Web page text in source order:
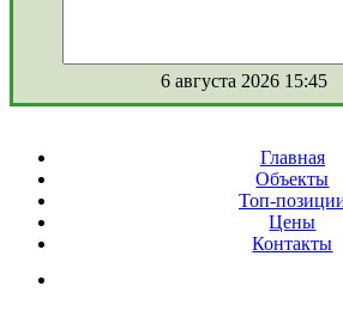
6 августа 2026
Главная
Объекты
Топ-
Цены
Контакты